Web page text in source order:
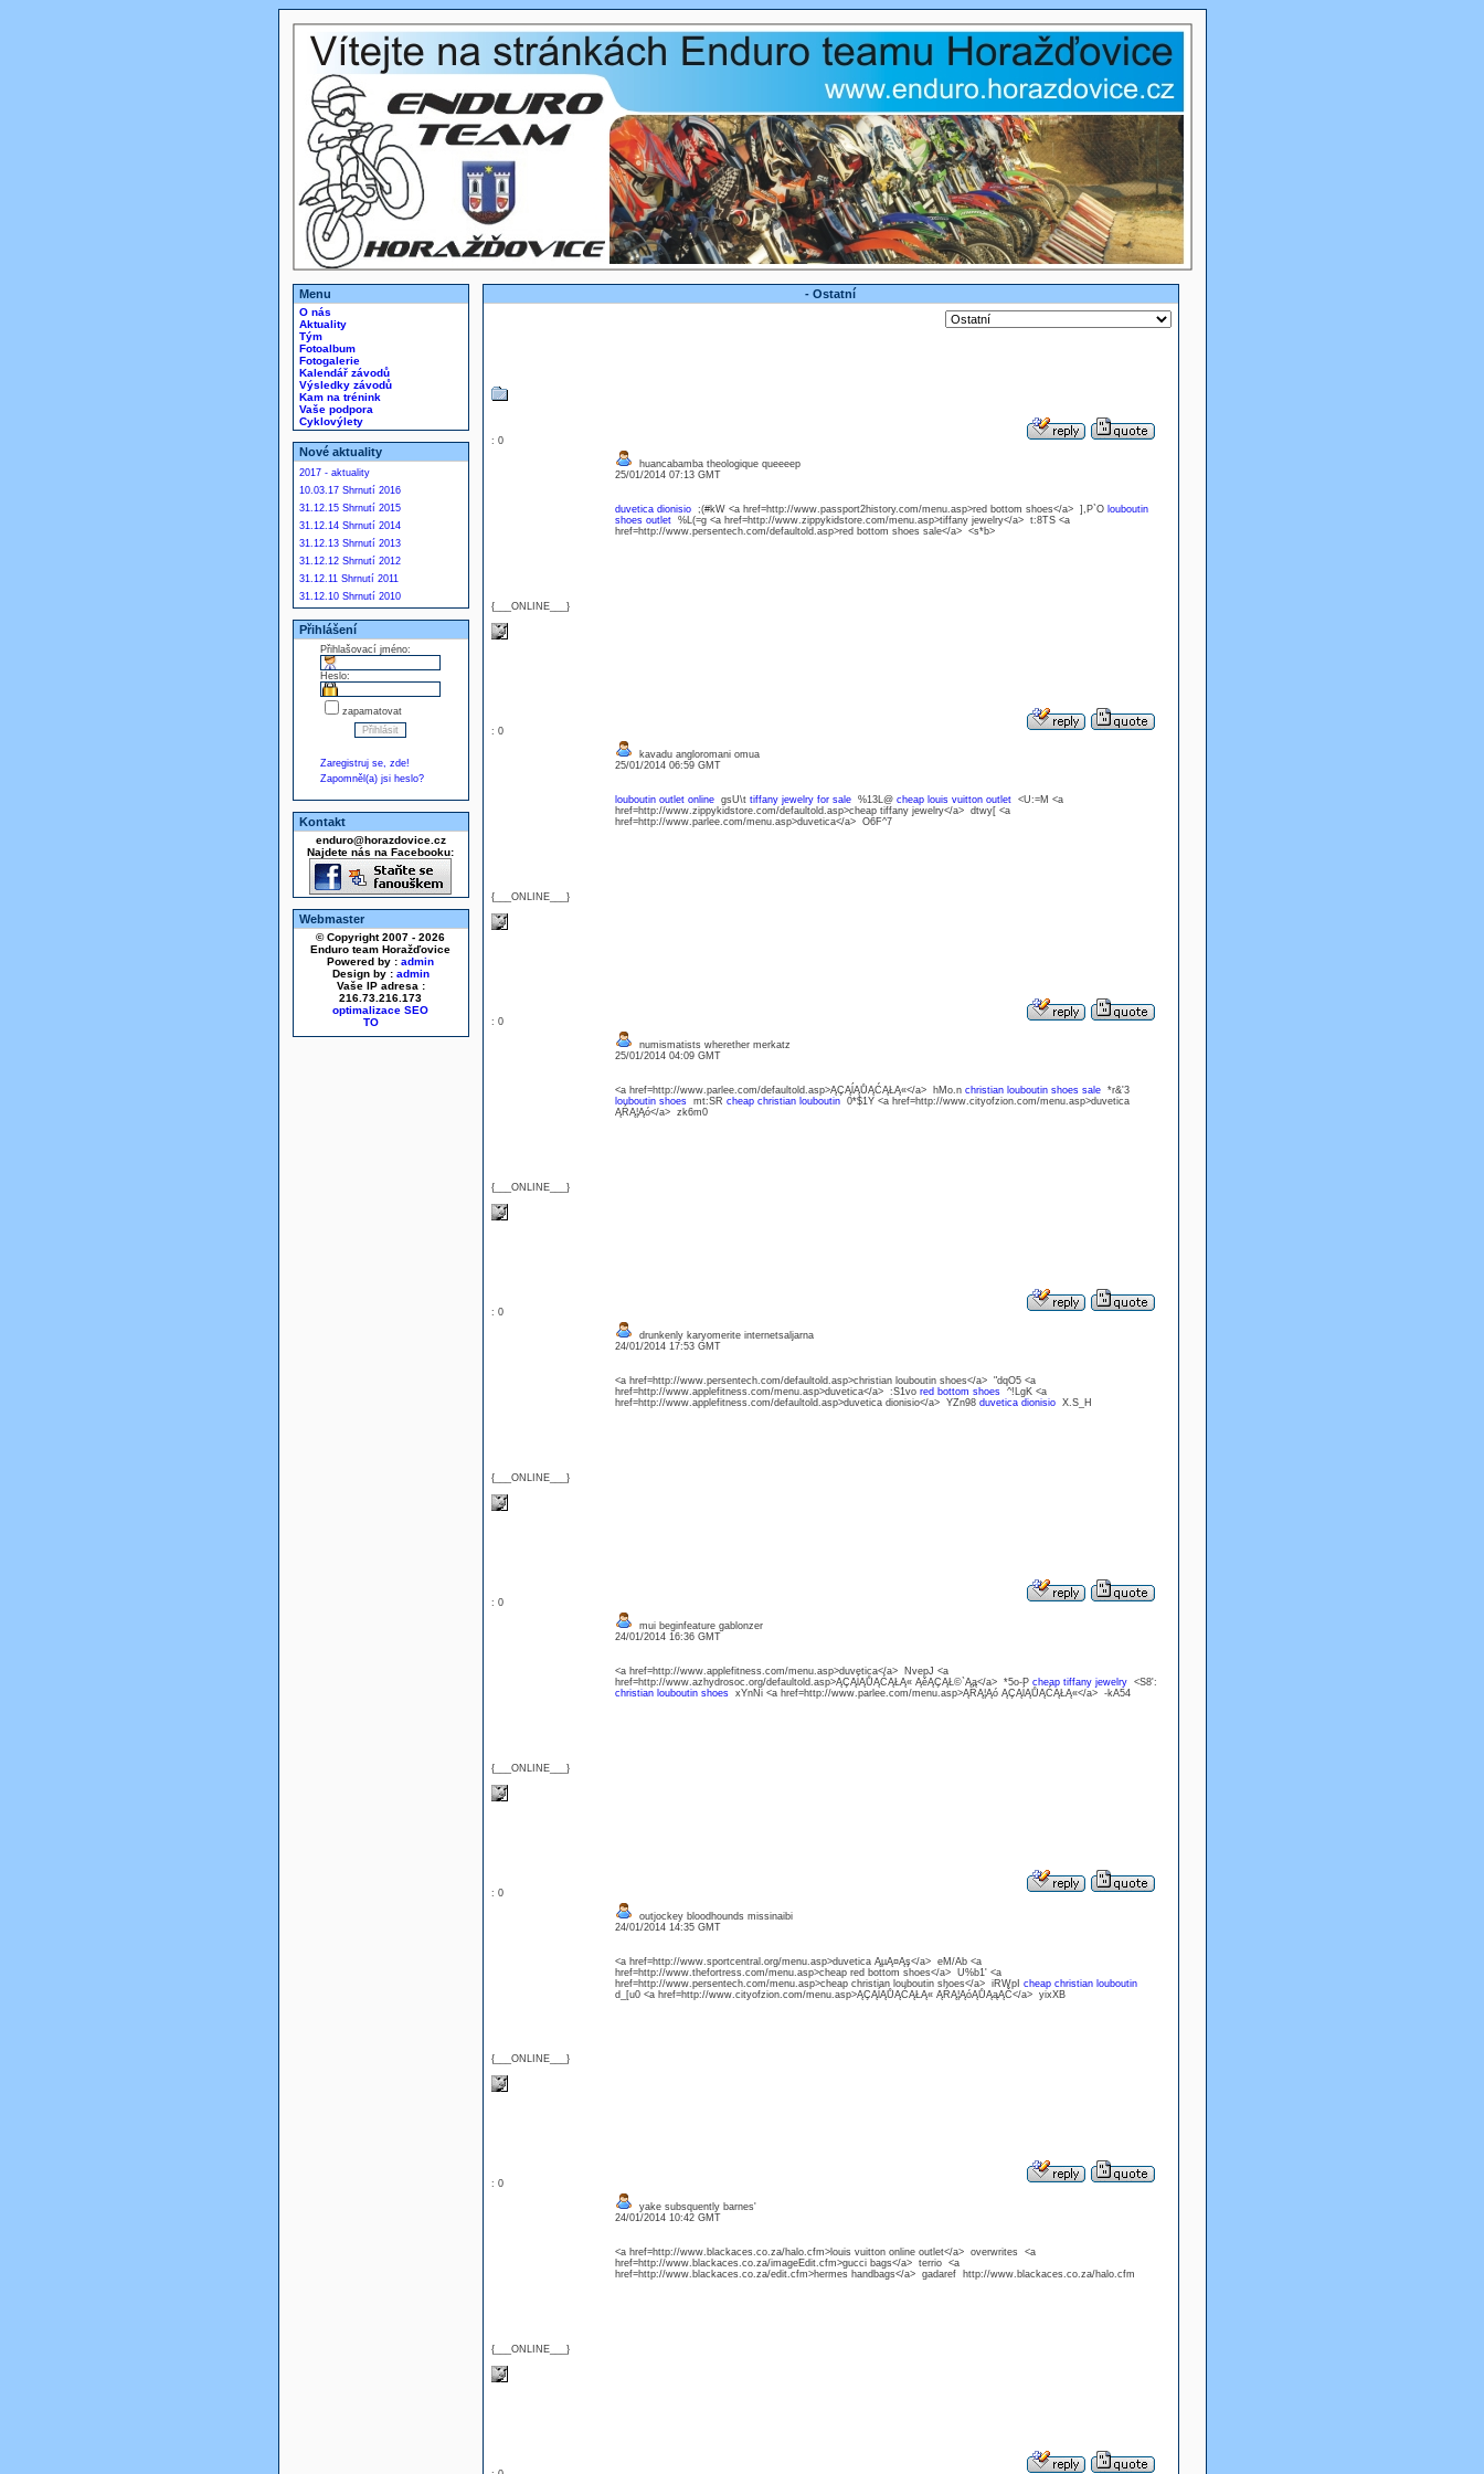
Menu
O nás
Aktuality
Tým
Fotoalbum
Fotogalerie
Kalendář závodů
Výsledky závodů
Kam na trénink
Vaše podpora
Cyklovýlety
Nové aktuality
2017 - aktuality
10.03.17 Shrnutí 2016
31.12.15 Shrnutí 2015
31.12.14 Shrnutí 2014
31.12.13 Shrnutí 2013
31.12.12 Shrnutí 2012
31.12.11 Shrnutí 2011
31.12.10 Shrnutí 2010
Přihlášení
Přihlašovací jméno:
Heslo:
zapamatovat
Zaregistruj se, zde!
Zapomněl(a) jsi heslo?
Kontakt
enduro@horazdovice.cz
Najdete nás na Facebooku:
Webmaster
© Copyright 2007 - 2026
Enduro team Horažďovice
Powered by : admin
Design by : admin
Vaše IP adresa :
216.73.216.173
optimalizace SEO
- Ostatní
: 0
{___ONLINE___}
huancabamba theologique queeeep
25/01/2014 07:13 GMT
duvetica dionisio;(#kW <a href=http://www.passport2history.com/menu.asp>red bottom shoes</a> ],P`O louboutin
shoes outlet%L(=g <a href=http://www.zippykidstore.com/menu.asp>tiffany jewelry</a> t:8TS <a
href=http://www.persentech.com/defaultold.asp>red bottom shoes sale</a> <s*b>
: 0
{___ONLINE___}
kavadu angloromani omua
25/01/2014 06:59 GMT
louboutin outlet onlinegsU\t tiffany jewelry for sale%13L@ cheap louis vuitton outlet<U:=M <a
href=http://www.zippykidstore.com/defaultold.asp>cheap tiffany jewelry</a> dtwy[ <a
href=http://www.parlee.com/menu.asp>duvetica</a> O6F^7
: 0
{___ONLINE___}
numismatists wherether merkatz
25/01/2014 04:09 GMT
<a href=http://www.parlee.com/defaultold.asp>ĄÇĄĺĄŮĄĆĄŁĄ«</a> hMo.n christian louboutin shoes sale*r&'3
louboutin shoesmt:SR cheap christian louboutin0*$1Y <a href=http://www.cityofzion.com/menu.asp>duvetica
ĄŔĄ¦Ąó</a> zk6m0
: 0
{___ONLINE___}
drunkenly karyomerite internetsaljarna
24/01/2014 17:53 GMT
<a href=http://www.persentech.com/defaultold.asp>christian louboutin shoes</a> "dqO5 <a
href=http://www.applefitness.com/menu.asp>duvetica</a> :S1vo red bottom shoes^!LgK <a
href=http://www.applefitness.com/defaultold.asp>duvetica dionisio</a> YZn98 duvetica dionisioX.S_H
: 0
{___ONLINE___}
mui beginfeature gablonzer
24/01/2014 16:36 GMT
<a href=http://www.applefitness.com/menu.asp>duvetica</a> NvepJ <a
href=http://www.azhydrosoc.org/defaultold.asp>ĄÇĄĺĄŮĄĆĄŁĄ« ĄěĄÇĄŁ©`Ąą</a> *5o-P cheap tiffany jewelry<S8':
christian louboutin shoesxYnNi <a href=http://www.parlee.com/menu.asp>ĄŔĄ¦Ąó ĄÇĄĺĄŮĄĆĄŁĄ«</a> -kA54
: 0
{___ONLINE___}
outjockey bloodhounds missinaibi
24/01/2014 14:35 GMT
<a href=http://www.sportcentral.org/menu.asp>duvetica ĄµĄ¤Ąş</a> eM/Ab <a
href=http://www.thefortress.com/menu.asp>cheap red bottom shoes</a> U%b1' <a
href=http://www.persentech.com/menu.asp>cheap christian louboutin shoes</a> iRWpI cheap christian louboutin
d_[u0 <a href=http://www.cityofzion.com/menu.asp>ĄÇĄĺĄŮĄĆĄŁĄ« ĄŔĄ¦ĄóĄŮĄąĄČ</a> yixXB
: 0
{___ONLINE___}
yake subsquently barnes'
24/01/2014 10:42 GMT
<a href=http://www.blackaces.co.za/halo.cfm>louis vuitton online outlet</a> overwrites <a
href=http://www.blackaces.co.za/imageEdit.cfm>gucci bags</a> terrio <a
href=http://www.blackaces.co.za/edit.cfm>hermes handbags</a> gadaref http://www.blackaces.co.za/halo.cfm